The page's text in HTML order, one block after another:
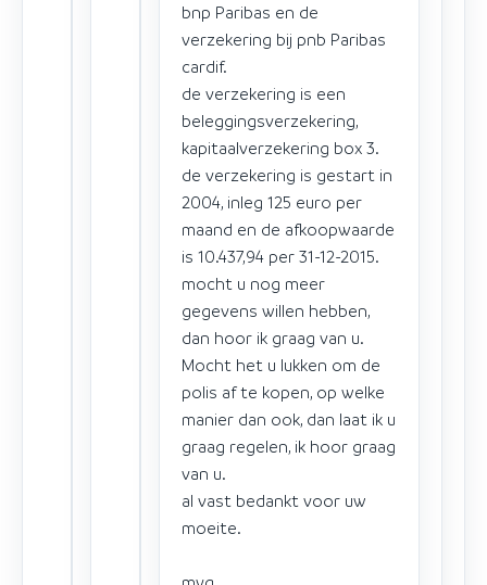
bnp Paribas en de
verzekering bij pnb Paribas
cardif.
de verzekering is een
beleggingsverzekering,
kapitaalverzekering box 3.
de verzekering is gestart in
2004, inleg 125 euro per
maand en de afkoopwaarde
is 10.437,94 per 31-12-2015.
mocht u nog meer
gegevens willen hebben,
dan hoor ik graag van u.
Mocht het u lukken om de
polis af te kopen, op welke
manier dan ook, dan laat ik u
graag regelen, ik hoor graag
van u.
al vast bedankt voor uw
moeite.